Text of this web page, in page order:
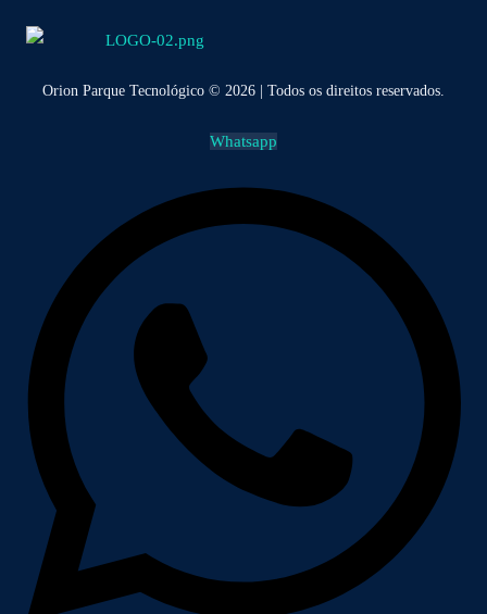
Orion Parque Tecnológico © 2026 | Todos os direitos reservados.
Whatsapp